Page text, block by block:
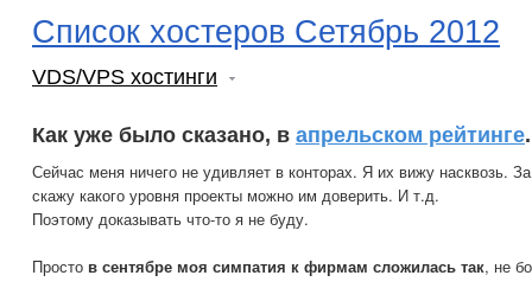
Список хостеров Сетябрь 2012
VDS/VPS хостинги
Как уже было сказано, в апрельском рейтинге.
Сейчас меня ничего не удивляет в конторах. Я их вижу насквозь.
скажу какого уровня проекты можно им доверить. И т.д.
Поэтому доказывать что-то я не буду.
Просто в сентябре моя симпатия к фирмам сложилась так, не